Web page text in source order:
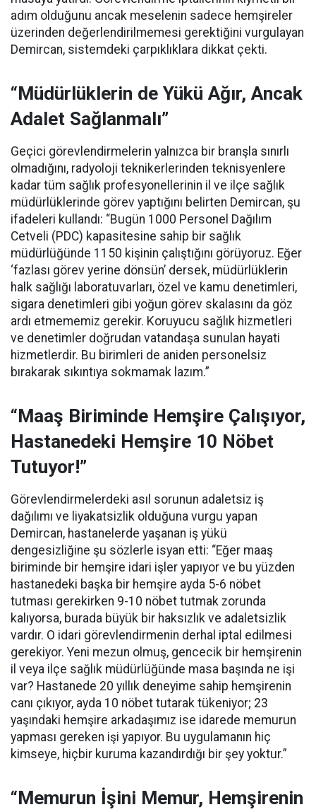
adım olduğunu ancak meselenin sadece hemşireler
üzerinden değerlendirilmemesi gerektiğini vurgulayan
Demircan, sistemdeki çarpıklıklara dikkat çekti.
“Müdürlüklerin de Yükü Ağır, Ancak
Adalet Sağlanmalı”
Geçici görevlendirmelerin yalnızca bir branşla sınırlı
olmadığını, radyoloji teknikerlerinden teknisyenlere
kadar tüm sağlık profesyonellerinin il ve ilçe sağlık
müdürlüklerinde görev yaptığını belirten Demircan, şu
ifadeleri kullandı: “Bugün 1000 Personel Dağılım
Cetveli (PDC) kapasitesine sahip bir sağlık
müdürlüğünde 1150 kişinin çalıştığını görüyoruz. Eğer
‘fazlası görev yerine dönsün’ dersek, müdürlüklerin
halk sağlığı laboratuvarları, özel ve kamu denetimleri,
sigara denetimleri gibi yoğun görev skalasını da göz
ardı etmememiz gerekir. Koruyucu sağlık hizmetleri
ve denetimler doğrudan vatandaşa sunulan hayati
hizmetlerdir. Bu birimleri de aniden personelsiz
bırakarak sıkıntıya sokmamak lazım.”
“Maaş Biriminde Hemşire Çalışıyor,
Hastanedeki Hemşire 10 Nöbet
Tutuyor!”
Görevlendirmelerdeki asıl sorunun adaletsiz iş
dağılımı ve liyakatsizlik olduğuna vurgu yapan
Demircan, hastanelerde yaşanan iş yükü
dengesizliğine şu sözlerle isyan etti: “Eğer maaş
biriminde bir hemşire idari işler yapıyor ve bu yüzden
hastanedeki başka bir hemşire ayda 5-6 nöbet
tutması gerekirken 9-10 nöbet tutmak zorunda
kalıyorsa, burada büyük bir haksızlık ve adaletsizlik
vardır. O idari görevlendirmenin derhal iptal edilmesi
gerekiyor. Yeni mezun olmuş, gencecik bir hemşirenin
il veya ilçe sağlık müdürlüğünde masa başında ne işi
var? Hastanede 20 yıllık deneyime sahip hemşirenin
canı çıkıyor, ayda 10 nöbet tutarak tükeniyor; 23
yaşındaki hemşire arkadaşımız ise idarede memurun
yapması gereken işi yapıyor. Bu uygulamanın hiç
kimseye, hiçbir kuruma kazandırdığı bir şey yoktur.”
“Memurun İşini Memur, Hemşirenin